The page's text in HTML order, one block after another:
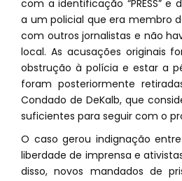
com a identificação “PRESS” e
a um policial que era membro
com outros jornalistas e não
local. As acusações originais
obstrução à polícia e estar a
foram posteriormente
Condado de DeKalb, que
suficientes para seguir com o
O caso gerou indignação
liberdade de imprensa e
disso, novos mandados de